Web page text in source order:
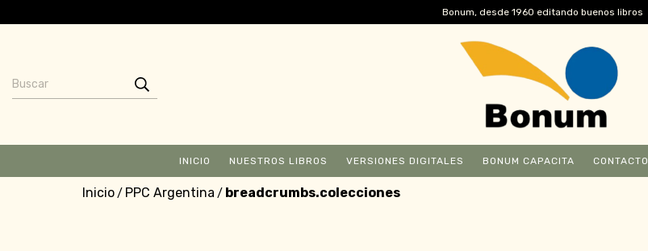
Bonum, desde 1960 editando buenos libros
INICIO NUESTROS LIBROS VERSIONES DIGITALES BONUM CAPACITA CONTACTO
Inicio/ PPC Argentina / breadcrumbs.colecciones